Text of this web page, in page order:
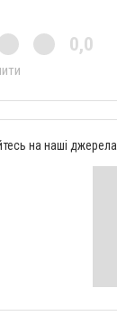
0,0
на наші джерела